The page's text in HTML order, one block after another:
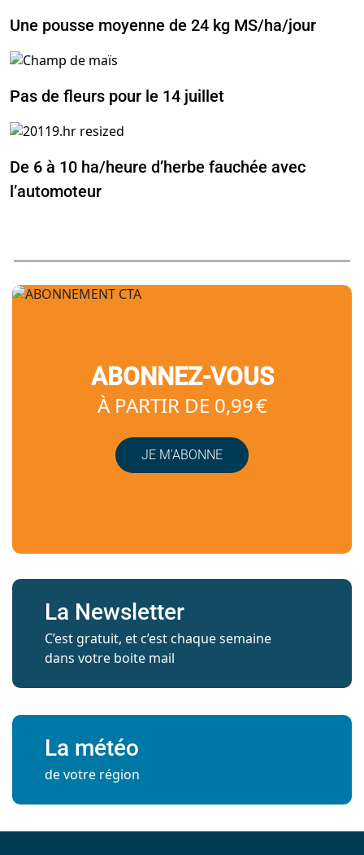
Une pousse moyenne de 24 kg MS/ha/jour
Pas de fleurs pour le 14 juillet
De 6 à 10 ha/heure d’herbe fauchée avec
l’automoteur
ABONNEZ-VOUS
À PARTIR DE 0,99 €
JE M’ABONNE
La Newsletter
C’est gratuit, et c’est chaque semaine
dans votre boite mail
La météo
de votre région